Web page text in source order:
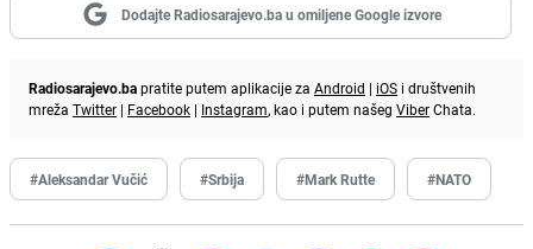
Dodajte Radiosarajevo.ba u omiljene Google izvore
Radiosarajevo.bapratite putem aplikacije za Android | iOS i društvenih
mreža Twitter | Facebook | Instagram, kao i putem našeg ViberChata.
#Aleksandar Vučić #Srbija #Mark Rutte #NATO